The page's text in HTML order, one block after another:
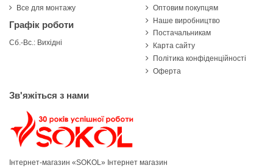
Все для монтажу
Графік роботи
Сб.-Вс.: Вихідні
Оптовим покупцям
Наше виробництво
Постачальникам
Карта сайту
Політика конфіденційності
Оферта
Зв'яжіться з нами
Інтернет-магазин «SOKOL» Інтернет магазин